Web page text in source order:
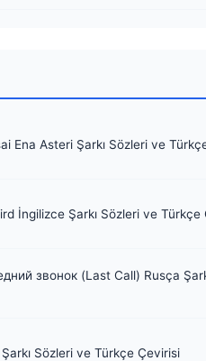
Ena Asteri Şarkı Sözleri ve
İngilizce Şarkı Sözleri ve Türkçe
звонок (Last Call) Rusça
Sözleri ve Türkçe Çevirisi